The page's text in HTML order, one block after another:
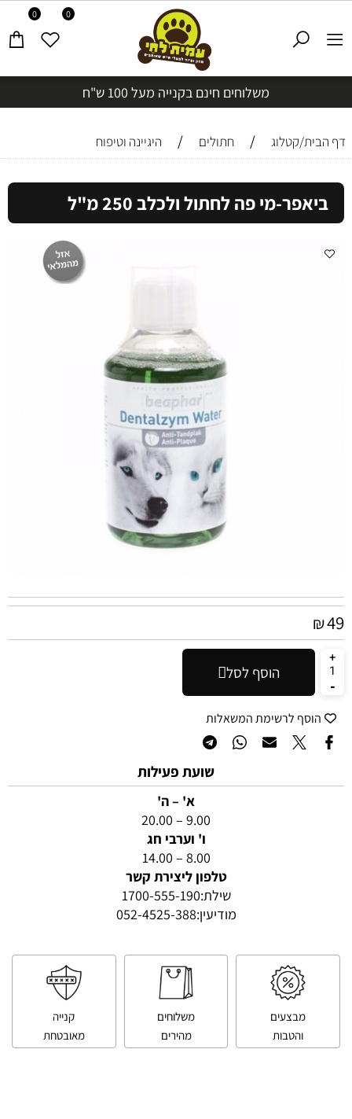
משלוחים חינם בקנייה מעל 100 ש"ח
0 0
דף הבית/קטלוג / חתולים / היגיינה וטיפוח
ביאפר-מי פה לחתול ולכלב 250 מ"ל
₪49
הוסף לסל
הוסף לרשימת המשאלות
שועת פעילות
א' – ה'
9.00 – 20.00
ו' וערבי חג
8.00 – 14.00
טלפון ליצירת קשר
שילת:1700-555-190
מודיעין:052-4525-388
מבצעים
והטבות
משלוחים
מהירים
קנייה
מאובטחת